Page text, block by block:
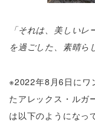
「それは、美しい
を過ごした、素晴ら
※2022年8月6日にワ
たアレックス・ルガ
は以下のようになっ